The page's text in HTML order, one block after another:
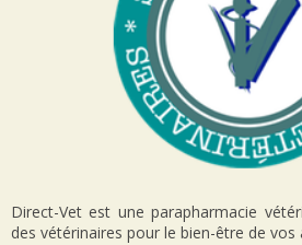
Direct-Vet est une parapharmacie
des vétérinaires pour le bien-être de